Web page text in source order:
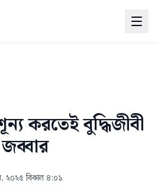
করতেই বুদ্ধিজীবী
২০২৫ বিকাল ৪:০১